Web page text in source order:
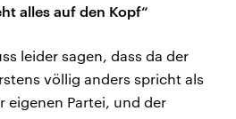
alles auf den Kopf“
leider sagen, dass da der
völlig anders spricht als
eigenen Partei, und der